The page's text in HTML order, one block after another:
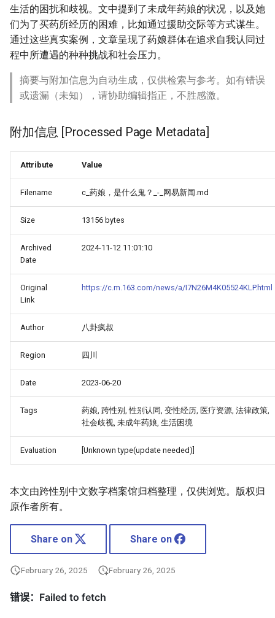
生活的困扰和歧视。文中提到了未成年药娘的状况，以及她
们为了买药所经历的困难，比如通过援助交际等方式谋生。
通过这些真实案例，文章呈现了药娘群体在追求自我认同过
程中所遭遇的种种挑战和社会压力。
摘要与附加信息为自动生成，仅供检索与参考。如有错误
或遗漏（未知），请协助编辑指正，不胜感激。
附加信息 [Processed Page Metadata]
Attribute Value
Filename c_药娘，是什么鬼？_-_网易新闻.md
Size 13156 bytes
Archived
Date
2024-11-12 11:01:10
Original
Link
https://c.m.163.com/news/a/I7N26M4K05524KLP.html
Author 八卦疯叔
Region 四川
Date 2023-06-20
Tags
药娘, 跨性别, 性别认同, 变性经历, 医疗资源, 法律政策,
社会歧视, 未成年药娘, 生活困境
Evaluation [Unknown type(update needed)]
本文由跨性别中文数字档案馆归档整理，仅供浏览。版权归
原作者所有。
Share on Share on
February 26, 2025 February 26, 2025